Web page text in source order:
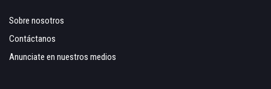
Sobre nosotros
Contáctanos
Anunciate en nuestros medios